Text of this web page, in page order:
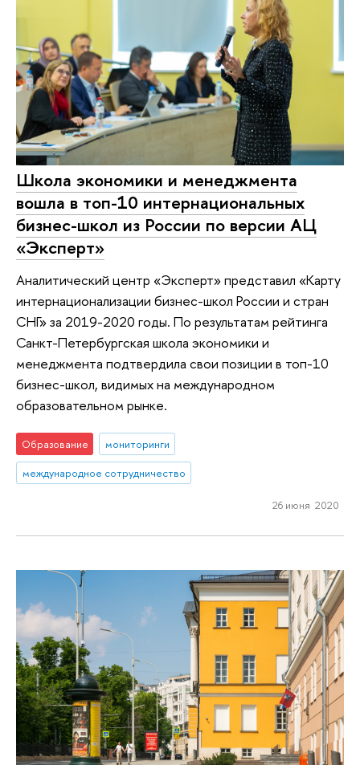
Школа экономики и менеджмента
вошла в топ-10 интернациональных
бизнес-школ из России по версии АЦ
«Эксперт»
Аналитический центр «Эксперт» представил «Карту
интернационализации бизнес-школ России и стран
СНГ» за 2019-2020 годы. По результатам рейтинга
Санкт-Петербургская школа экономики и
менеджмента подтвердила свои позиции в топ-10
бизнес-школ, видимых на международном
образовательном рынке.
Образование
мониторинги
международное сотрудничество
26 июня 2020